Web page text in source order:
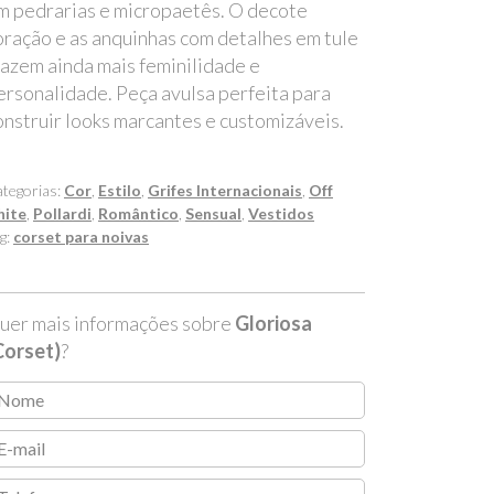
pedrarias e micropaetês. O decote
e as anquinhas com detalhes em tule
ainda mais feminilidade e
Peça avulsa perfeita para
looks marcantes e customizáveis.
Cor Estilo Grifes Internacionais Off
Pollardi Romântico Sensual Vestidos
corset para noivas
mais informações sobre Gloriosa
?